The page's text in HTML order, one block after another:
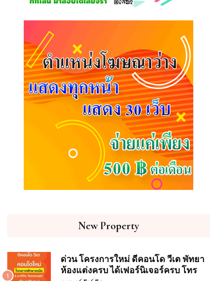
New Property
1
ด่วน โครงการใหม่ ดีคอนโด วีเต พัทยา
ห้องแต่งครบ ได้เฟอร์นิเจอร์ครบ โทร